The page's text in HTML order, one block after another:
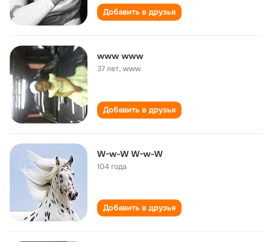
Добавить в друзья
www www
37 лет,www
Добавить в друзья
W-w-W W-w-W
104 года
Добавить в друзья